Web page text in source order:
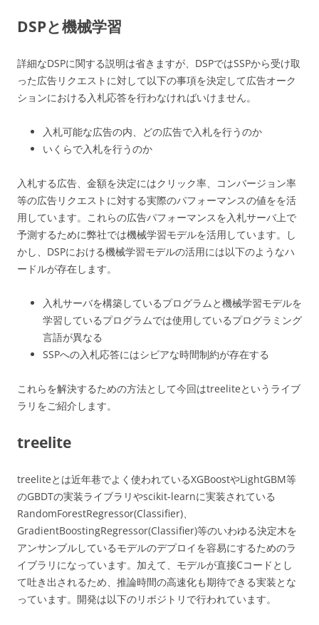
DSPと機械学習
詳細なDSPに関する説明は省きますが、DSPではSSPから受け取
った広告リクエストに対して以下の事項を決定して広告オーク
ションにおける入札応答を行わなければいけません。
入札可能な広告の内、どの広告で入札を行うのか
いくらで入札を行うのか
入札する広告、金額を決定にはクリック率、コンバージョン率
等の広告リクエストに対する実際のパフォーマンスの値をを活
用しています。これらの広告パフォーマンスを入札サーバ上で
予測するために弊社では機械学習モデルを活用しています。し
かし、DSPにおける機械学習モデルの活用には以下のようなハ
ードルが存在します。
入札サーバを構築しているプログラムと機械学習モデルを
学習しているプログラムでは使用しているプログラミング
言語が異なる
SSPへの入札応答にはシビアな時間制約が存在する
これらを解決するための方法として今回はtreeliteというライブ
ラリをご紹介します。
treelite
treeliteとは近年巷でよく使われているXGBoostやLightGBM等
のGBDTの実装ライブラリやscikit-learnに実装されている
RandomForestRegressor(Classifier)、
GradientBoostingRegressor(Classifier)等のいわゆる決定木を
アンサンブルしているモデルのデプロイを容易にするためのラ
イブラリになっています。加えて、モデルが直接Cコードとし
て吐き出されるため、推論時間の高速化も期待できる実装とな
っています。開発は以下のリポジトリで行われています。